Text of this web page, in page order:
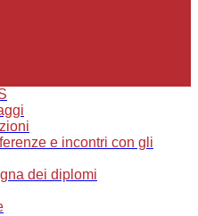
e incontri con gli
dei diplomi